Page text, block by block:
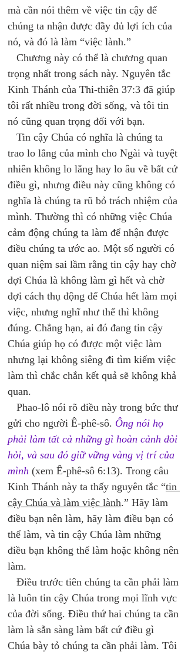
mà cần nói thêm về việc tin cậy để
chúng ta nhận được đầy đủ lợi ích của
nó, và đó là làm “việc lành.”
Chương này có thể là chương quan
trọng nhất trong sách này. Nguyên tắc
Kinh Thánh của Thi-thiên 37:3 đã giúp
tôi rất nhiều trong đời sống, và tôi tin
nó cũng quan trọng đối với bạn.
Tin cậy Chúa có nghĩa là chúng ta
trao lo lắng của mình cho Ngài và tuyệt
nhiên không lo lắng hay lo âu về bất cứ
điều gì, nhưng điều này cũng không có
nghĩa là chúng ta rũ bỏ trách nhiệm của
mình. Thường thì có những việc Chúa
cảm động chúng ta làm để nhận được
điều chúng ta ước ao. Một số người có
quan niệm sai lầm rằng tin cậy hay chờ
đợi Chúa là không làm gì hết và chờ
đợi cách thụ động để Chúa hết làm mọi
việc, nhưng nghĩ như thế thì không
đúng. Chẳng hạn, ai đó đang tin cậy
Chúa giúp họ có được một việc làm
nhưng lại không siêng đi tìm kiếm việc
làm thì chắc chắn kết quả sẽ không khả
quan.
Phao-lô nói rõ điều này trong bức thư
gửi cho người Ê-phê-sô. Ông nói họ
phải làm tất cả những gì hoàn cảnh đòi
hỏi, và sau đó giữ vững vàng vị trí của
mình (xem Ê-phê-sô 6:13). Trong câu
Kinh Thánh này ta thấy nguyên tắc “tin
cậy Chúa và làm việc lành.” Hãy làm
điều bạn nên làm, hãy làm điều bạn có
thể làm, và tin cậy Chúa làm những
điều bạn không thể làm hoặc không nên
làm.
Điều trước tiên chúng ta cần phải làm
là luôn tin cậy Chúa trong mọi lĩnh vực
của đời sống. Điều thứ hai chúng ta cần
làm là sẵn sàng làm bất cứ điều gì
Chúa bày tỏ chúng ta cần phải làm. Tôi